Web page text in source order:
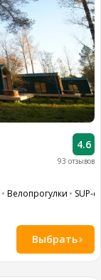
93 отзывов
4.6
Велопрогулки SUP-
Выбрать